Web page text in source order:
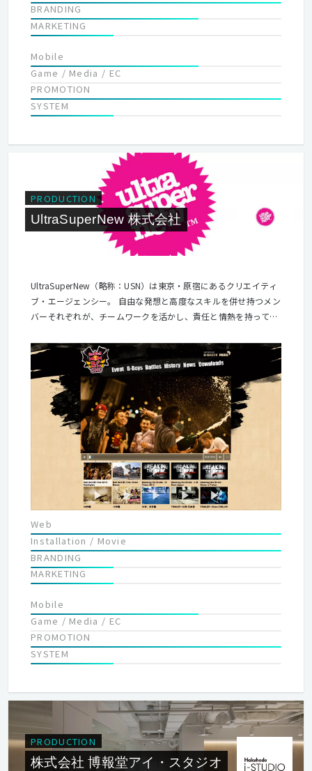
BRANDING
MARKETING
Mobile
Game / Media / EC
PROMOTION
SYSTEM
PRODUCTION
UltraSuperNew 株式会社
UltraSuperNew（略称：USN）は東京・原宿にあるクリエイティ
ブ・エージェンシー。 自由な発想と高度なスキルを併せ持つメン
バーそれぞれが、チームワークを活かし、責任と情熱を持って
日本市場に新たな視点からインパクトを与えるという使命のも
と、国内向けプロジェクトからグローバルなものまで数多くのグ
ローバル・ブランドに対してデジタルを駆使したクリエイティブ
ソリューションを手がけています。クライアントはレッドブル・
ジャパン株式会社、ハイネケン・キリン株式会社、エレクトロニ
ック・アーツ株式会社など。
Web
Installation / Movie
BRANDING
MARKETING
Mobile
Game / Media / EC
PROMOTION
SYSTEM
PRODUCTION
株式会社 博報堂アイ・スタジオ